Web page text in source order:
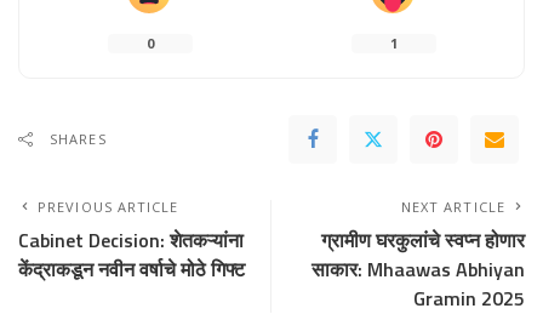
0 1
SHARES
PREVIOUS ARTICLE
Cabinet Decision: शेतकऱ्यांना
केंद्राकडून नवीन वर्षाचे मोठे गिफ्ट
NEXT ARTICLE
ग्रामीण घरकुलांचे स्वप्न होणार
साकार: Mhaawas Abhiyan
Gramin 2025